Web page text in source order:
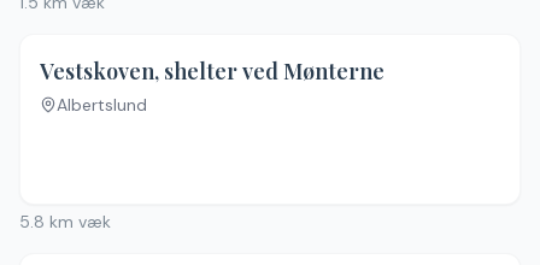
Vestskoven, shelter ved Mønterne
Albertslund
5.8 km væk